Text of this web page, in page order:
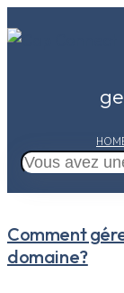
Comment
domaine?